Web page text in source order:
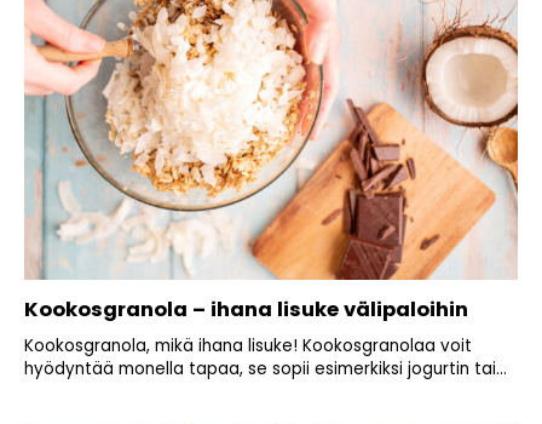
Kookosgranola – ihana lisuke välipaloihin
Kookosgranola, mikä ihana lisuke! Kookosgranolaa voit
hyödyntää monella tapaa, se sopii esimerkiksi jogurtin tai...